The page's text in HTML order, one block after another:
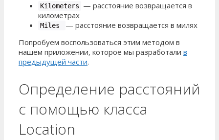
Kilometers
— расстояние возвращается в
километрах
Miles
— расстояние возвращается в милях
Попробуем воспользоваться этим методом в
нашем приложении, которое мы разработали в
предыдущей части.
Определение расстояний
с помощью класса
Location